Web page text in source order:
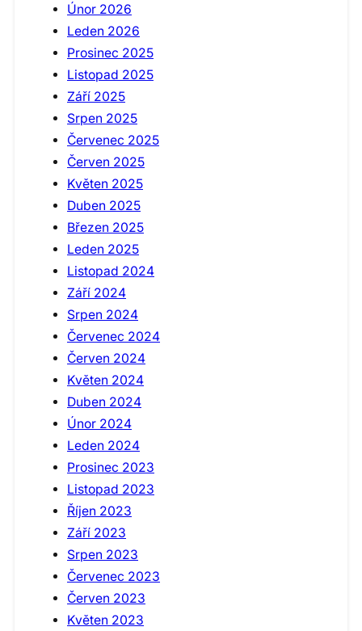
Únor 2026
Leden 2026
Prosinec 2025
Listopad 2025
Září 2025
Srpen 2025
Červenec 2025
Červen 2025
Květen 2025
Duben 2025
Březen 2025
Leden 2025
Listopad 2024
Září 2024
Srpen 2024
Červenec 2024
Červen 2024
Květen 2024
Duben 2024
Únor 2024
Leden 2024
Prosinec 2023
Listopad 2023
Říjen 2023
Září 2023
Srpen 2023
Červenec 2023
Červen 2023
Květen 2023